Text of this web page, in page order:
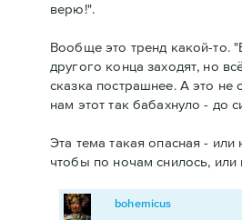
верю!".
Вообще это тренд какой-то.
другого конца заходят, но
сказка пострашнее. А это не
нам этот так бабахнуло - до
Эта тема такая опасная - или
чтобы по ночам снилось,
bohemicus